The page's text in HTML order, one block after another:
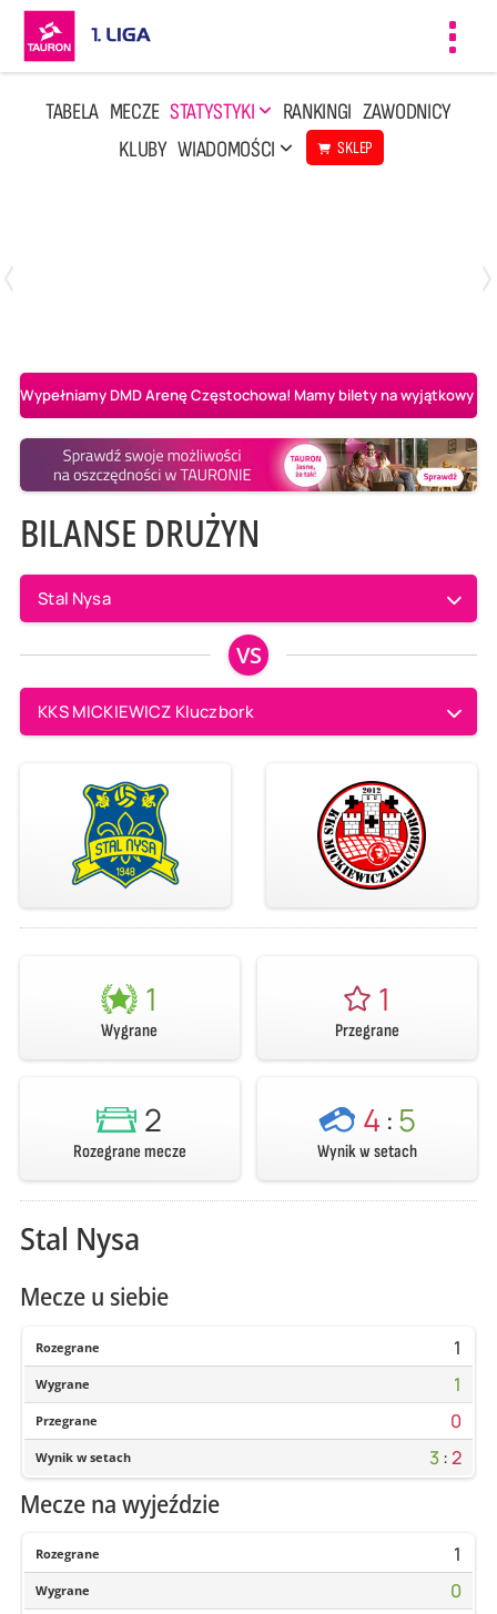
TABELA MECZE STATYSTYKI RANKINGI ZAWODNICY
KLUBY WIADOMOŚCI SKLEP
Wypełniamy DMD Arenę Częstochowa! Mamy bilety na wyjątkowy
BILANSE DRUŻYN
Stal Nysa
VS
KKS MICKIEWICZ Kluczbork
1
Wygrane
1
Przegrane
2
Rozegrane mecze
4 :5
Wynik w setach
Stal Nysa
Mecze u siebie
Rozegrane 1
Wygrane 1
Przegrane 0
Wynik w setach 3:2
Mecze na wyjeździe
Rozegrane 1
Wygrane 0